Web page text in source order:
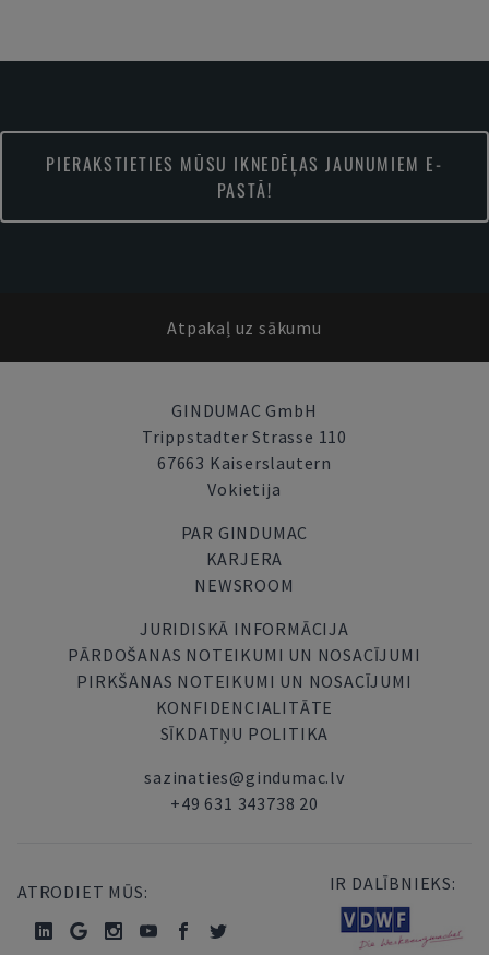
PIERAKSTIETIES MŪSU IKNEDĒĻAS JAUNUMIEM E-
PASTĀ!
Atpakaļ uz sākumu
GINDUMAC GmbH
Trippstadter Strasse 110
67663 Kaiserslautern
Vokietija
PAR GINDUMAC
KARJERA
NEWSROOM
JURIDISKĀ INFORMĀCIJA
PĀRDOŠANAS NOTEIKUMI UN NOSACĪJUMI
PIRKŠANAS NOTEIKUMI UN NOSACĪJUMI
KONFIDENCIALITĀTE
SĪKDATŅU POLITIKA
sazinaties@gindumac.lv
+49 631 343738 20
ATRODIET MŪS: IR DALĪBNIEKS: